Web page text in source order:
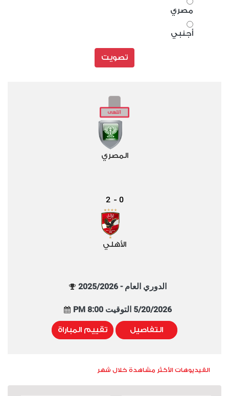
مصري
أجنبي
تصويت
المصري
0
-
2
الأهلي
الدوري العام - 2025/2026
5/20/2026 التوقيت 8:00 PM
التفاصيل تقييم المباراة
الفيديوهات الأكثر مشاهدة خلال شهر